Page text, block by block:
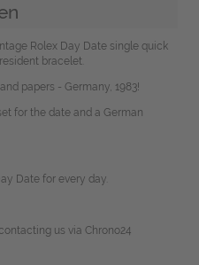
Rolex Day Date single quick
bracelet.
papers - Germany, 1983!
for the date and a German
Date for every day.
us via Chrono24